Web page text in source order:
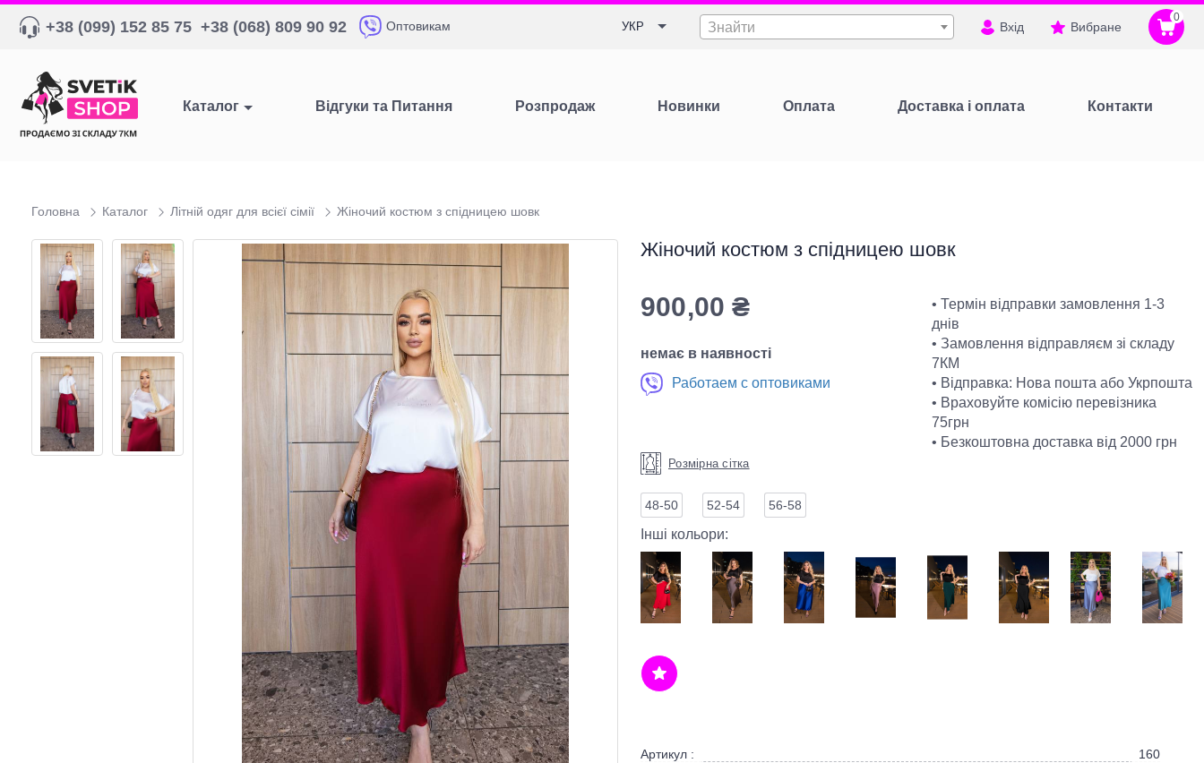
+38 (099) 152 85 75 +38 (068) 809 90 92 Оптовикам УКР Знайти Вхід Вибране
0
Каталог Відгуки та Питання Розпродаж Новинки Оплата Доставка і оплата Контакти
Головна Каталог Літній одяг для всієї сімії Жіночий костюм з спідницею шовк
Жіночий костюм з спідницею шовк
900,00₴
немає в наявності
Работаем с оптовиками
• Термін відправки замовлення 1-3
днів
• Замовлення відправляєм зі складу
7КМ
• Відправка: Нова пошта або Укрпошта
• Враховуйте комісію перевізника
75грн
• Безкоштовна доставка від 2000 грн
Розмірна сітка
48-50 52-54 56-58
Інші кольори:
Артикул : 160